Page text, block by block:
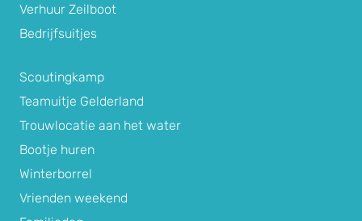
Verhuur Zeilboot
Bedrijfsuitjes
Scoutingkamp
Teamuitje Gelderland
Trouwlocatie aan het water
Bootje huren
Winterborrel
Vrienden weekend